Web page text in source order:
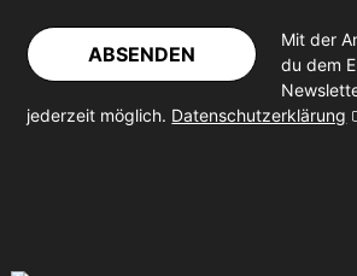
ABSENDEN
Mit der
du dem
jederzeit möglich. Datenschutzerklärung